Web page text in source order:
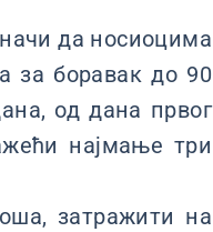
да носиоцима
за боравак до 90
од дана првог
најмање три
затражити на